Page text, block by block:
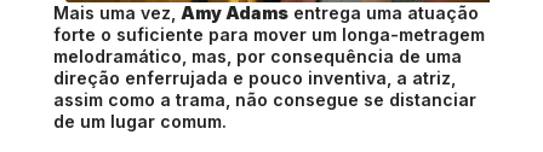
Mais uma vez, Amy Adams entrega uma atuação
forte o suficiente para mover um longa-metragem
melodramático, mas, por consequência de uma
direção enferrujada e pouco inventiva, a atriz,
assim como a trama, não consegue se distanciar
de um lugar comum.